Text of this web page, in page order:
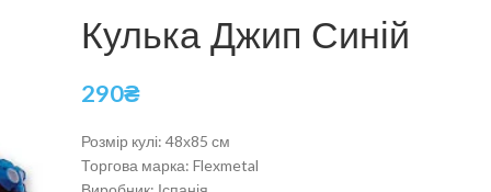
Кулька Джип Синій
290₴
Розмір кулі: 48х85 см
Торгова марка: Flexmetal